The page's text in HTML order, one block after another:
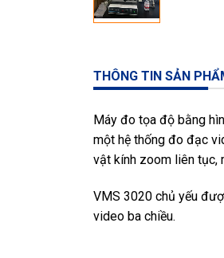
THÔNG TIN SẢN
Máy đo tọa độ bằng
một hệ thống đo đạc
vật kính zoom liên tục,
VMS 3020 chủ yếu
video ba chiều.